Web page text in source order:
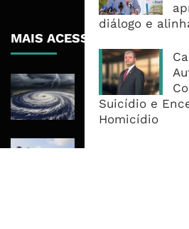
diálogo e
Suicídio e
Homicídio
MAIS ACESSADOS
Tempestade
Afectar Mais De
Pessoas No